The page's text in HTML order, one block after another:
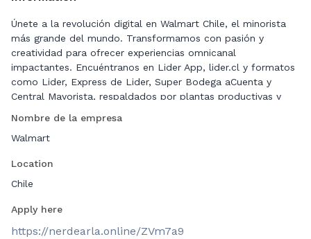
Únete a la revolución digital en Walmart Chile, el minorista
más grande del mundo. Transformamos con pasión y
creatividad para ofrecer experiencias omnicanal
impactantes. Encuéntranos en Lider App, lider.cl y formatos
como Lider, Express de Lider, Super Bodega aCuenta y
Central Mayorista, respaldados por plantas productivas y
Abrazamos la multiculturalidad, innovación y diversidad. Sé
millones de familias, lidera el cambio en el Retail. Únete a la
misión de ofrecer lo mejor a nuestros clientes y
Buscamos un/a Desarrollador/a Fullstack para marcar la
Nombre de la empresa
Walmart
Location
Chile
Apply here
https://nerdearla.online/ZVm7a9